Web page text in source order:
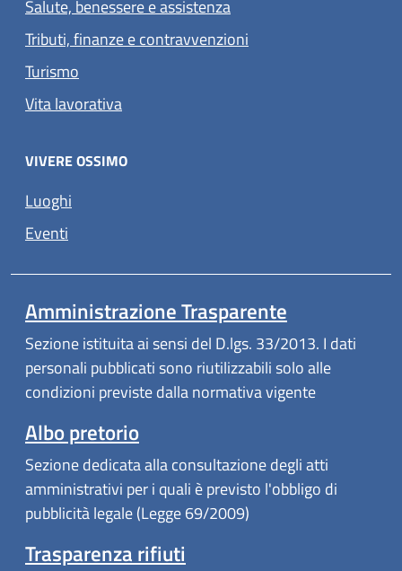
Salute, benessere e assistenza
Tributi, finanze e contravvenzioni
Turismo
Vita lavorativa
VIVERE OSSIMO
Luoghi
Eventi
Amministrazione Trasparente
Sezione istituita ai sensi del D.lgs. 33/2013. I dati
personali pubblicati sono riutilizzabili solo alle
condizioni previste dalla normativa vigente
Albo pretorio
Sezione dedicata alla consultazione degli atti
amministrativi per i quali è previsto l'obbligo di
pubblicità legale (Legge 69/2009)
Trasparenza rifiuti